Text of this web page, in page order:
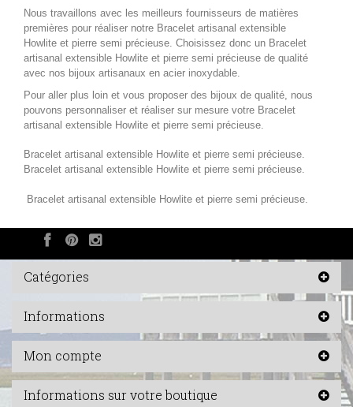
Nous travaillons avec les meilleurs fournisseurs de matières
premières pour réaliser notre Bracelet artisanal extensible
Howlite et pierre semi précieuse. Choisissez donc un Bracelet
artisanal extensible Howlite et pierre semi précieuse de qualité
avec nos bijoux artisanaux en acier inoxydable.
Pour aller plus loin et vous proposer des bijoux de qualité, nous
pouvons personnaliser et réaliser sur mesure votre Bracelet
artisanal extensible Howlite et pierre semi précieuse.
Bracelet artisanal extensible Howlite et pierre semi précieuse.
Bracelet artisanal extensible Howlite et pierre semi précieuse.
Bracelet artisanal extensible Howlite et pierre semi précieuse.
Catégories
Informations
Mon compte
Informations sur votre boutique